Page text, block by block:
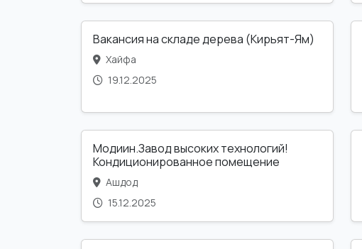
Вакансия на складе дерева (Кирьят-Ям)
Хайфа
19.12.2025
Модиин.Завод высоких технологий!
Кондиционированное помещение
Ашдод
15.12.2025